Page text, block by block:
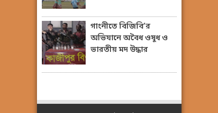
গাংনীতে বিজিবি’র
অভিযানে অবৈধ ওষুধ ও
ভারতীয় মদ উদ্ধার